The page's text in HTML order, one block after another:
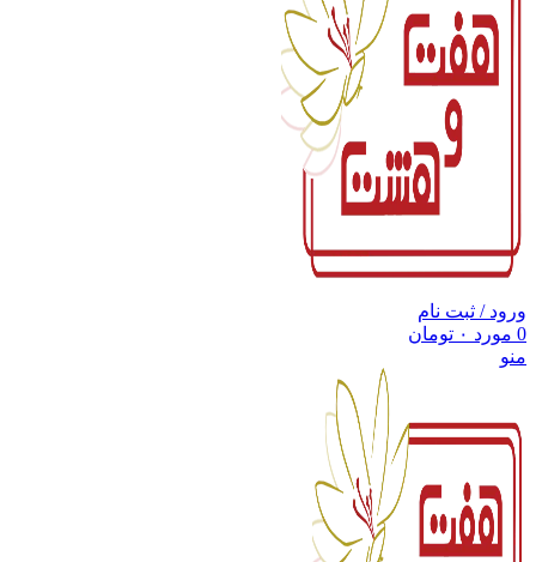
ورود / ثبت نام
0 مورد ۰ تومان
منو